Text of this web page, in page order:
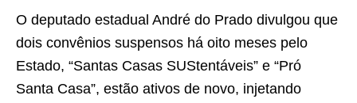
O deputado estadual André do Prado divulgou que
dois convênios suspensos há oito meses pelo
Estado, “Santas Casas SUStentáveis” e “Pró
Santa Casa”, estão ativos de novo, injetando